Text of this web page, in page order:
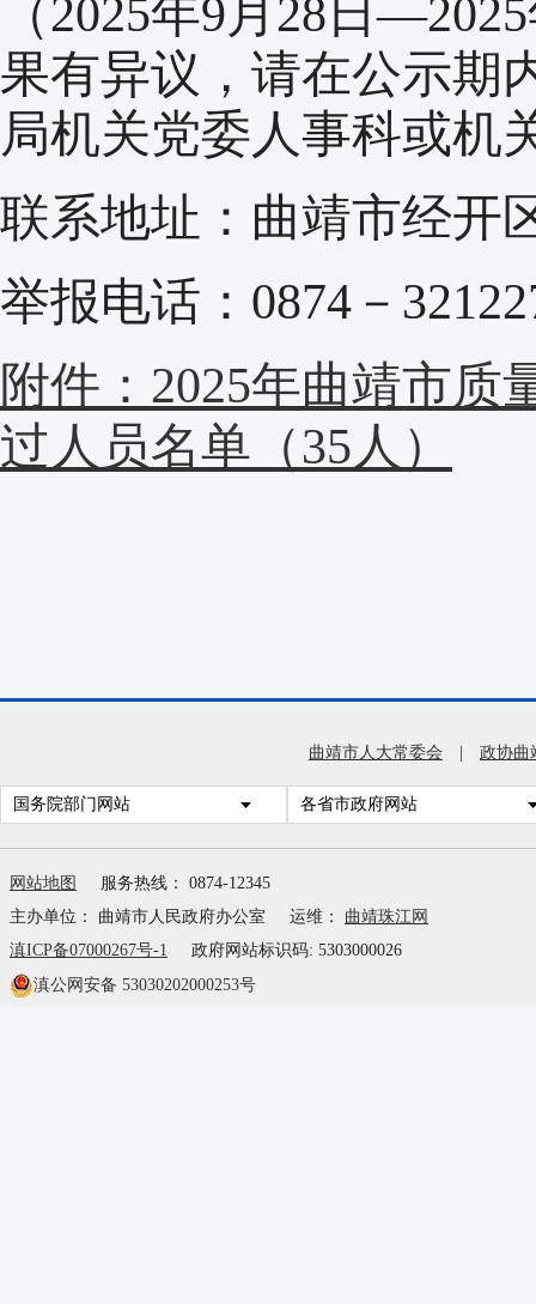
（2025年9月28日
果有异议，请在公示期
局机关党委人事科或机
联系地址：曲靖市经开
举报电话：0874－
附件：2025年曲靖市质
过人员名单（35人）
曲靖市人大常委会 政协曲
国务院部门网站 各省市政府网站
网站地图
服务热线： 0874-12345
主办单位： 曲靖市人民政府办公室
运维： 曲靖珠江网
滇ICP备07000267号-1
政府网站标识码: 5303000026
滇公网安备 53030202000253号